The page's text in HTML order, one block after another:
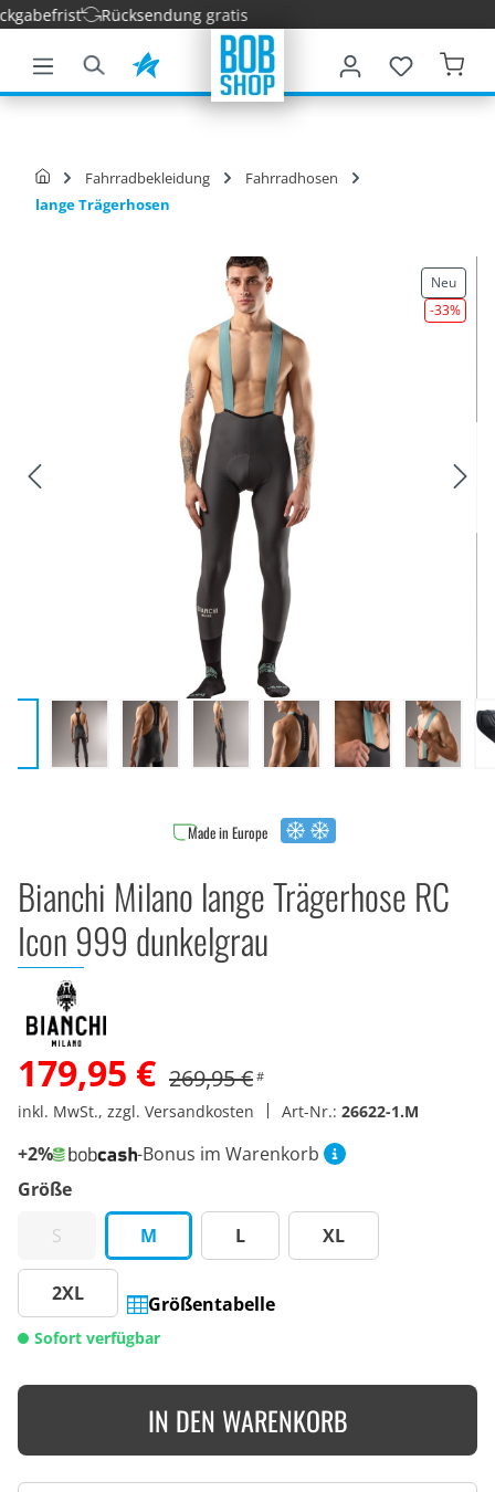
springen
Rücksendung gratis
Fahrradbekleidung
Fahrradhosen
lange Trägerhosen
-33%
Neu
Made in Europe
Bianchi Milano lange Trägerhose RC
Icon 999 dunkelgrau
179,95 € 269,95 € #
inkl. MwSt., zzgl. Versandkosten Art-Nr.: 26622-1.M
+2%
-Bonus im Warenkorb
Größe
S
M L XL
2XL Größentabelle
Sofort verfügbar
IN DEN WARENKORB